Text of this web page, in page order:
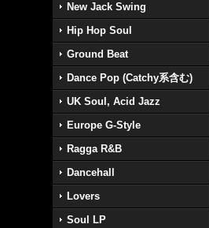
New Jack Swing
Hip Hop Soul
Ground Beat
Dance Pop (Catchy系含む)
UK Soul, Acid Jazz
Europe G-Style
Ragga R&B
Dancehall
Lovers
Soul LP